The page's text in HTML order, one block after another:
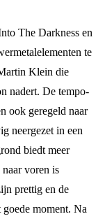
The Darkness en
te
Klein die
nadert. De tempo-
ook geregeld naar
neergezet in een
biedt meer
voren is
prettig en de
moment. Na